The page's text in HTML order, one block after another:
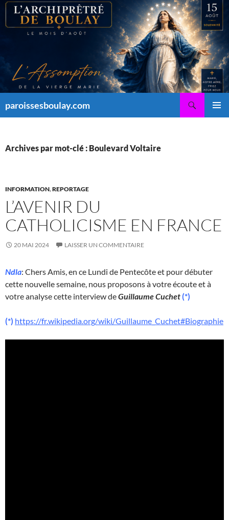
Aller
contenu
paroissesboulay.com
Archives par mot-clé : Boulevard Voltaire
INFORMATION,REPORTAGE
L’AVENIR DU
CATHOLICISME EN FRANCE
20 MAI 2024 LAISSER UN COMMENTAIRE
Ndla: Chers Amis, en ce Lundi de Pentecôte et pour débuter
cette nouvelle semaine, nous proposons à votre écoute et à
votre analyse cette interview deGuillaume Cuchet(*)
(*) https://fr.wikipedia.org/wiki/Guillaume_Cuchet#Biographie